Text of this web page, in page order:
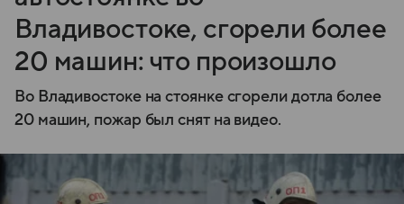
Владивостоке, сгорели более
20 машин: что произошло
Во Владивостоке на стоянке сгорели дотла более
20 машин, пожар был снят на видео.